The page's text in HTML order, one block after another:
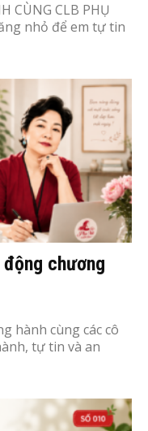
CÙNG CLB PHỤ
nhỏ để em tự tin
chương
hành cùng các cô
tự tin và an